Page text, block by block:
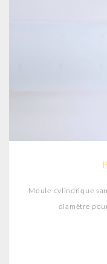
Moule cylindrique
diamètre